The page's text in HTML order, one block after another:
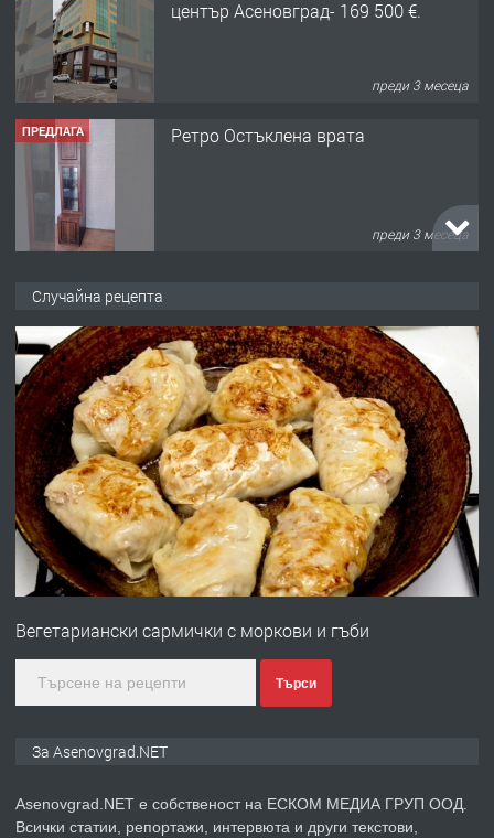
преди 3 месеца
ПРЕДЛАГА
🌟HYUNDAI i10 - 2024 | Само 55 лв./
преди 10 месеца
преди 1 година
ПРЕДЛАГА
Професионална зеленчукорезачка
за заведения и дома
преди 1 година
ПРЕДЛАГА Дава под наем Асеновград
преди 2 години
Случайна рецепта
Вегетариански сармички с моркови и гъби
Търси
За Asenovgrad.NET
Asenovgrad.NET е собственост на ЕСКОМ МЕДИА ГРУП ООД.
Всички статии, репортажи, интервюта и други текстови,